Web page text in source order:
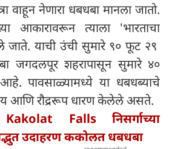
वाहून नेणारा धबधबा मानला जातो.
आकारावरून त्याला 'भारताचा
जाते. याची उंची सुमारे ९० फूट २९
जगदलपूर शहरापासून सुमारे ४०
पावसाळ्यामध्ये या धबधब्याचे
आणि रौद्ररूप धारण केलेले असते.
Kakolat Falls निसर्गाच्या
उदाहरण ककोलत धबधबा